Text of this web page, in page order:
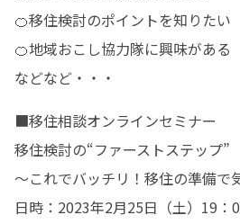
🍊移住検討のポイントを知りたい
🍊地域おこし協力隊に興味がある
などなど・・・
■移住相談オンラインセミナー
移住検討の“ファーストステップ”
～これでバッチリ！移住の準備で
日時：2023年2月25日（土）19：